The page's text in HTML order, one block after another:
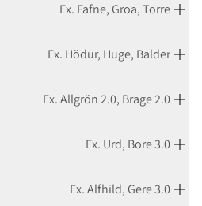
Ex. Fafne, Groa, Torre
Ex. Hödur, Huge, Balder
Ex. Allgrön 2.0, Brage 2.0
Ex. Urd, Bore 3.0
Ex. Alfhild, Gere 3.0